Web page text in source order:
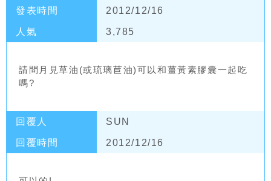
發表時間 2012/12/16
人氣 3,785
請問月見草油(或琉璃苣油)可以和薑黃素膠囊一起吃
嗎?
回覆人 SUN
回覆時間 2012/12/16